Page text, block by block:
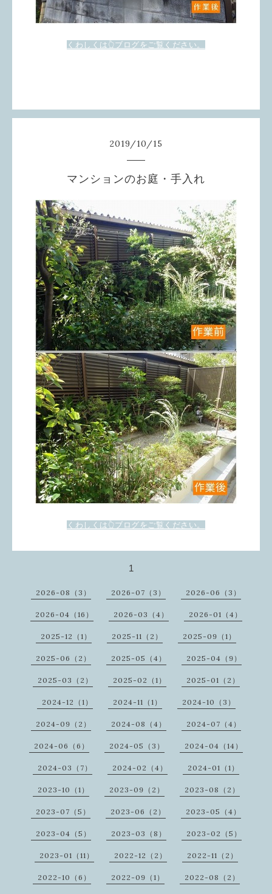
くわしくは👆ブログをご覧ください。
2019/10/15
マンションのお庭・手入れ
くわしくは👆ブログをご覧ください。
1
2026-08（3） 2026-07（3） 2026-06（3）
2026-04（16） 2026-03（4） 2026-01（4）
2025-12（1） 2025-11（2） 2025-09（1）
2025-06（2） 2025-05（4） 2025-04（9）
2025-03（2） 2025-02（1） 2025-01（2）
2024-12（1） 2024-11（1） 2024-10（3）
2024-09（2） 2024-08（4） 2024-07（4）
2024-06（6） 2024-05（3） 2024-04（14）
2024-03（7） 2024-02（4） 2024-01（1）
2023-10（1） 2023-09（2） 2023-08（2）
2023-07（5） 2023-06（2） 2023-05（4）
2023-04（5） 2023-03（8） 2023-02（5）
2023-01（11） 2022-12（2） 2022-11（2）
2022-10（6） 2022-09（1） 2022-08（2）